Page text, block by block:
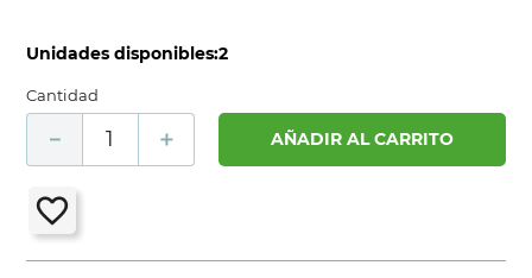
Unidades disponibles:2
Cantidad
＋
－ AÑADIR AL CARRITO